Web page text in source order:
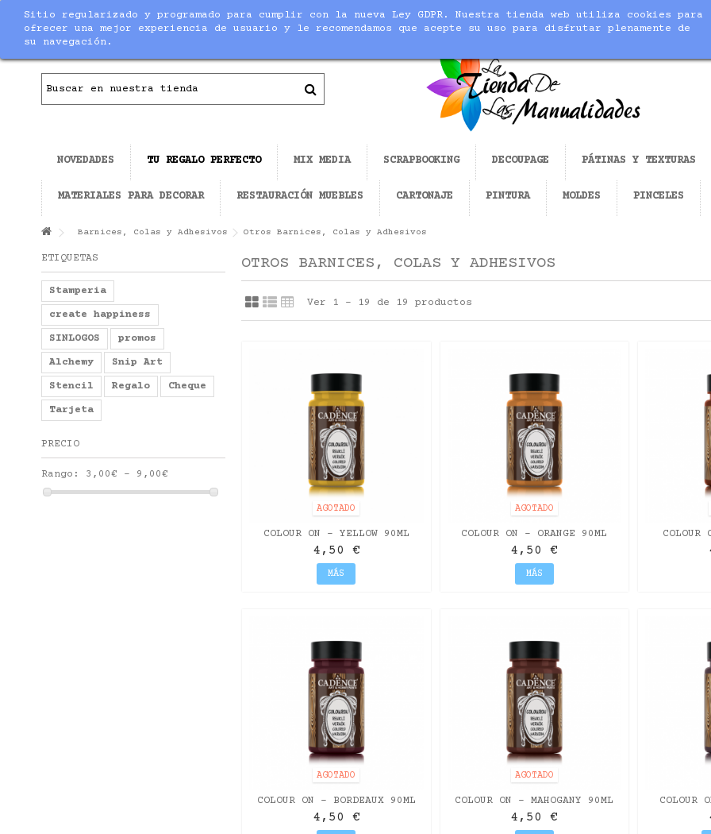
Sitio regularizado y programado para cumplir con la nueva Ley GDPR. Nuestra tienda web utiliza cookies para
ofrecer una mejor experiencia de usuario y le recomendamos que acepte su uso para disfrutar plenamente de
su navegación.
Contacto | Todo el material necesario para hacer realidad tus manualidades
NOVEDADES TU REGALO PERFECTO MIX MEDIA SCRAPBOOKING DECOUPAGE PÁTINAS Y TEXTURAS
MATERIALES PARA DECORAR RESTAURACIÓN MUEBLES CARTONAJE PINTURA MOLDES PINCELES
Barnices, Colas y Adhesivos Otros Barnices, Colas y Adhesivos
OTROS BARNICES, COLAS Y ADHESIVOS
Ver 1 - 19 de 19 productos
AGOTADO
COLOUR ON - YELLOW 90ML
4,50 €
MÁS
AGOTADO
COLOUR ON - ORANGE 90ML
4,50 €
MÁS
COLOUR
AGOTADO
COLOUR ON - BORDEAUX 90ML
4,50 €
AGOTADO
COLOUR ON - MAHOGANY 90ML
4,50 €
COLOUR
ETIQUETAS
Stamperia
create happiness
SINLOGOS promos
Alchemy Snip Art
Stencil Regalo Cheque
Tarjeta
PRECIO
Rango: 3,00€ - 9,00€